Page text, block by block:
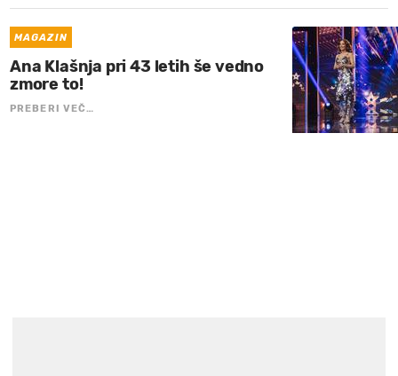
MAGAZIN
Ana Klašnja pri 43 letih še vedno
zmore to!
PREBERI VEČ…